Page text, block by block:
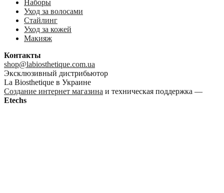
Наборы
Уход за волосами
Стайлинг
Уход за кожей
Макияж
Контакты
shop@labiosthetique.com.ua
Эксклюзивный дистрибьютор
La Biosthetique в Украине
Создание интернет магазина и техническая поддержка —
Etechs